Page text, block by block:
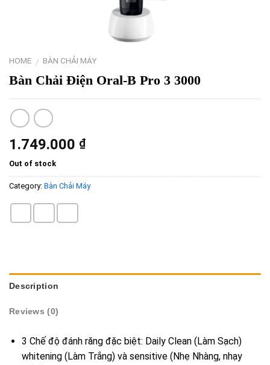
HOME / BÀN CHẢI MÁY
Bàn Chải Điện Oral-B Pro 3 3000
1.749.000 ₫
Out of stock
Category: Bàn Chải Máy
Description
Reviews (0)
3 Chế độ đánh răng đặc biệt: Daily Clean (Làm Sạch)
whitening (Làm Trắng) và sensitive (Nhẹ Nhàng, nhạy